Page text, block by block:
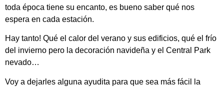
toda época tiene su encanto, es bueno saber qué nos
espera en cada estación.
Hay tanto! Qué el calor del verano y sus edificios, qué el frío
del invierno pero la decoración navideña y el Central Park
nevado…
Voy a dejarles alguna ayudita para que sea más fácil la